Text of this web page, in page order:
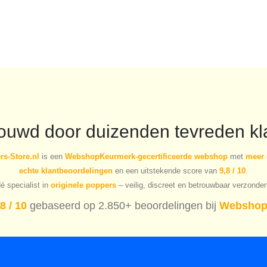
door duizenden tevreden
Store.nl is een WebshopKeurmerk-gecertificeerde webshop met meer
echte klantbeoordelingen en een uitstekende score van 9,8 / 10.
specialist in originele poppers – veilig, discreet en betrouwbaar
/ 10 gebaseerd op 2.850+ beoordelingen bij